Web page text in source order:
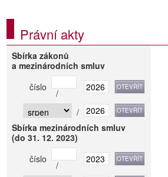
Právní akty
Sbírka zákonů
a mezinárodních smluv
číslo
/
/
Sbírka mezinárodních smluv
(do 31. 12. 2023)
číslo
/